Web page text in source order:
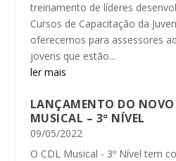
treinamento de líderes
Cursos de Capacitação da
oferecemos para assessores
jovens que estão...
ler mais
LANÇAMENTO DO
MUSICAL – 3º NÍVEL
09/05/2022
O CDL Musical - 3º Nível tem